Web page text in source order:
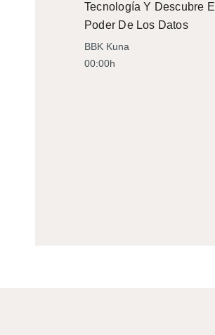
Tecnología Y Descubre El
Poder De Los Datos
BBK Kuna
00:00h